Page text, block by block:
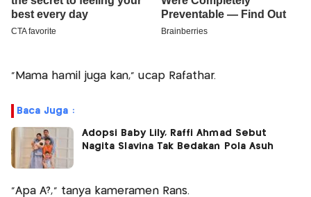
"Mama hamil juga kan," ucap Rafathar.
Baca Juga :
Adopsi Baby Lily, Raffi Ahmad Sebut
Nagita Slavina Tak Bedakan Pola Asuh
"Apa A?," tanya kameramen Rans.